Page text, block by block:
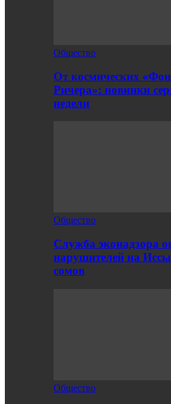
Общество
От космических
Ричера»: новинки
недели
Общество
Служба эконадзора
нарушителей на
сомов
Общество